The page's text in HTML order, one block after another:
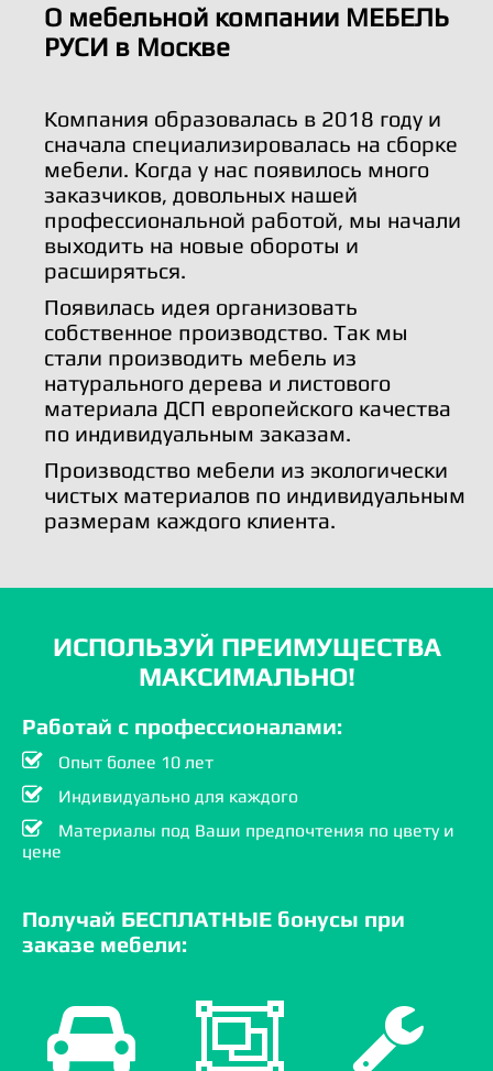
О мебельной компании МЕБЕЛЬ
РУСИ в Москве
Компания образовалась в 2018 году и
сначала специализировалась на сборке
мебели. Когда у нас появилось много
заказчиков, довольных нашей
профессиональной работой, мы начали
выходить на новые обороты и
расширяться.
Появилась идея организовать
собственное производство. Так мы
стали производить мебель из
натурального дерева и листового
материала ДСП европейского качества
по индивидуальным заказам.
Производство мебели из экологически
чистых материалов по индивидуальным
размерам каждого клиента.
ИСПОЛЬЗУЙ ПРЕИМУЩЕСТВА
МАКСИМАЛЬНО!
Работай с профессионалами:
Опыт более 10 лет
Индивидуально для каждого
Материалы под Ваши предпочтения по цвету и
цене
Получай БЕСПЛАТНЫЕ бонусы при
заказе мебели: